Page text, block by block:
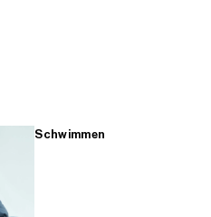
Schwimmen